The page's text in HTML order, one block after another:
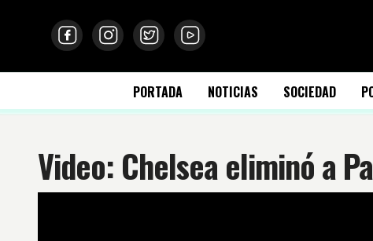
PORTADA NOTICIAS SOCIEDAD
Video: Chelsea eliminó a